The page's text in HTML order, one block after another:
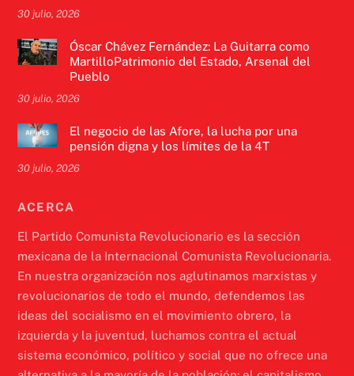
30 julio, 2026
Óscar Chávez Fernández: La Guitarra como
MartilloPatrimonio del Estado, Arsenal del
Pueblo
30 julio, 2026
El negocio de las Afore, la lucha por una
pensión digna y los límites de la 4T
30 julio, 2026
ACERCA
El Partido Comunista Revolucionario es la sección
mexicana de la Internacional Comunista Revolucionaria.
En nuestra organización nos aglutinamos marxistas y
revolucionarios de todo el mundo, defendemos las
ideas del socialismo en el movimiento obrero, la
izquierda y la juventud, luchamos contra el actual
sistema económico, político y social que no ofrece una